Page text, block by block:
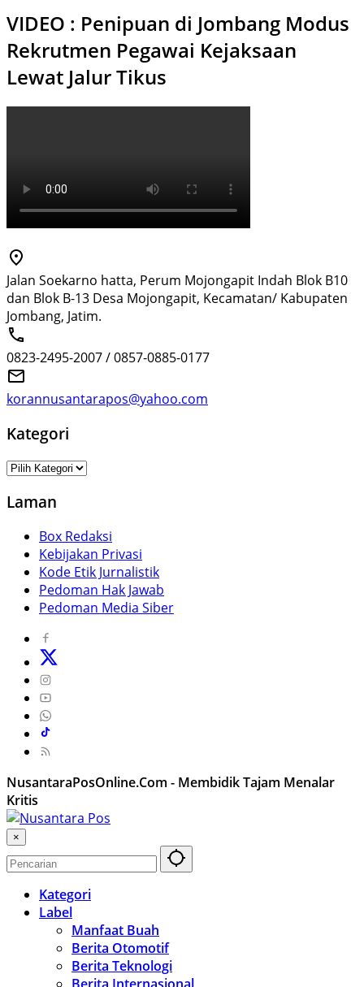
VIDEO : Penipuan di Jombang Modus
Rekrutmen Pegawai Kejaksaan
Lewat Jalur Tikus
Jalan Soekarno hatta, Perum Mojongapit Indah Blok B10
dan Blok B-13 Desa Mojongapit, Kecamatan/ Kabupaten
Jombang, Jatim.
0823-2495-2007 / 0857-0885-0177
korannusantarapos@yahoo.com
Kategori
Kategori
Laman
Box Redaksi
Kebijakan Privasi
Kode Etik Jurnalistik
Pedoman Hak Jawab
Pedoman Media Siber
NusantaraPosOnline.Com - Membidik Tajam Menalar
Kritis
×
Kategori
Label
Manfaat Buah
Berita Otomotif
Berita Teknologi